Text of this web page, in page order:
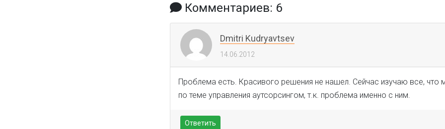
Комментариев: 6
Dmitri Kudryavtsev
14.06.2012
Проблема есть. Красивого решения не нашел. Сейчас изучаю все, что
по теме управления аутсорсингом, т.к. проблема именно с ним.
Ответить